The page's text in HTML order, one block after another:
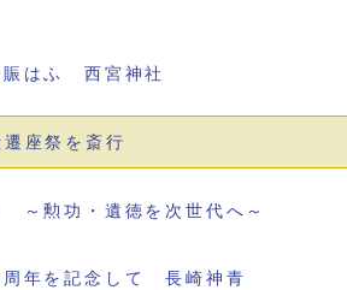
はふ 西宮神社
座祭を斎行
勲功・遺徳を次世代へ～
年を記念して 長崎神青